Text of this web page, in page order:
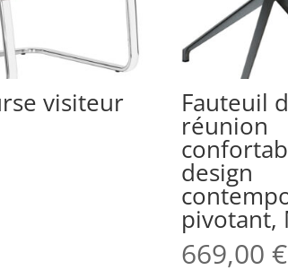
visiteur Fauteuil
réunion
design
pivotant,
669,00€